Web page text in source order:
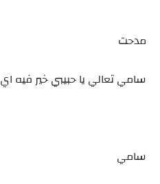
مدحت
سامي تعالي يا حبيبي خير فيه اي
سامي